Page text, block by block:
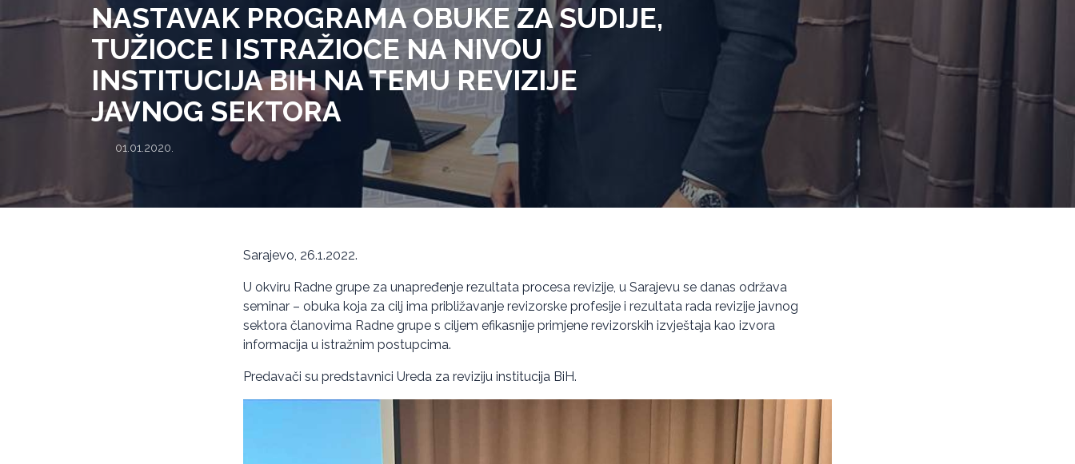
NASTAVAK PROGRAMA OBUKE ZA SUDIJE,
TUŽIOCE I ISTRAŽIOCE NA NIVOU
INSTITUCIJA BIH NA TEMU REVIZIJE
JAVNOG SEKTORA
01.01.2020.
Sarajevo, 26.1.2022.
U okviru Radne grupe za unapređenje rezultata procesa revizije, u Sarajevu se danas održava
seminar – obuka koja za cilj ima približavanje revizorske profesije i rezultata rada revizije javnog
sektora članovima Radne grupe s ciljem efikasnije primjene revizorskih izvještaja kao izvora
informacija u istražnim postupcima.
Predavači su predstavnici Ureda za reviziju institucija BiH.